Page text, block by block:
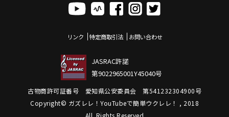
リンク 特定商取引法 お問い合わせ
JASRAC許諾
第9022965001Y45040号
古物商許可証番号 愛知県公安委員会 第541232304900号
Copyright© ガズレレ！YouTubeで簡単ウクレレ！ , 2018